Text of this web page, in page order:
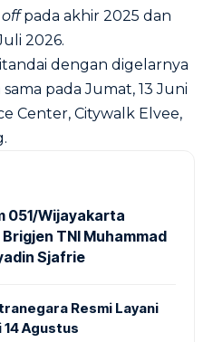
pada akhir 2025 dan
2026.
dengan digelarnya
pada Jumat, 13 Juni
Center, Citywalk Elvee,
051/Wijayakarta
TNI Muhammad
Sjafrie
Resmi Layani
Agustus